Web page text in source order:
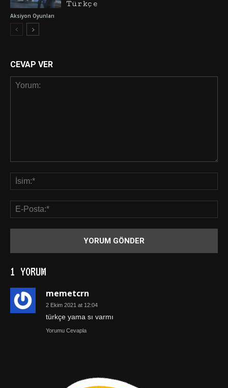
Aksiyon Oyunları
Türkçe
CEVAP VER
1 YORUM
memetcrn
2 Ekim 2021 at 12:04
türkçe yama sı varmı
Yorumu Cevapla